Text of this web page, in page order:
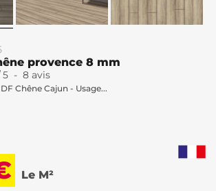
provence 8 mm
5 - 8 avis
Chêne Cajun - Usage...
Le M²